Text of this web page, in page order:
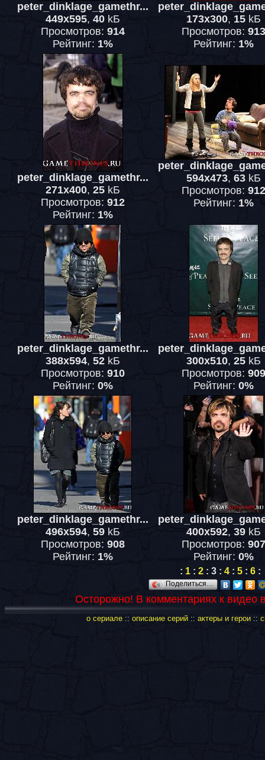
peter_dinklage_gamethr...
449x595, 40kБ
Просмотров: 914
Рейтинг: 1%
173x300, 15kБ
Просмотров: 913
Рейтинг: 1%
peter_dinklage_gamethr...
271x400, 25kБ
Просмотров: 912
Рейтинг: 1%
594x473, 63kБ
Просмотров: 912
Рейтинг: 1%
peter_dinklage_gamethr...
388x594, 52kБ
Просмотров: 910
Рейтинг: 0%
300x510, 25kБ
Просмотров: 909
Рейтинг: 0%
peter_dinklage_gamethr...
496x594, 59kБ
Просмотров: 908
Рейтинг: 1%
400x592, 39kБ
Просмотров: 907
Рейтинг: 0%
: 1: 2: 3: 4: 5: 6:
Поделиться…
Осторожно! В комментариях к видео
о сериале:: описание серий:: актеры и герои::